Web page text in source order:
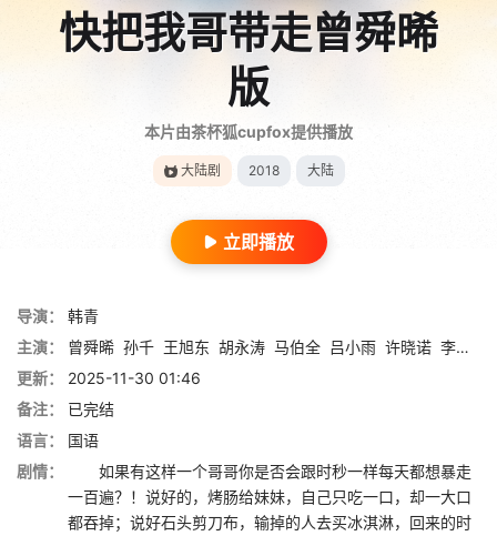
快把我哥带走曾舜晞
版
本片由茶杯狐cupfox提供播放
大陆剧 2018 大陆
立即播放
导演：
韩青
主演：
曾舜晞 孙千 王旭东 胡永涛 马伯全 吕小雨 许晓诺 李梦露
更新：
2025-11-30 01:46
备注：
已完结
语言：
国语
剧情：
如果有这样一个哥哥你是否会跟时秒一样每天都想暴走
一百遍？！说好的，烤肠给妹妹，自己只吃一口，却一大口
都吞掉；说好石头剪刀布，输掉的人去买冰淇淋，回来的时